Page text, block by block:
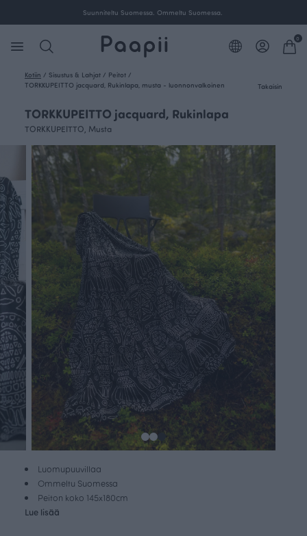
Ilmainen toimitus yli 100 € tilauksille Suomessa.
0
Kotiin / Sisustus & Lahjat / Peitot /
TORKKUPEITTO jacquard, Rukinlapa, musta - luonnonvalkoinen
Takaisin
TORKKUPEITTO jacquard, Rukinlapa
TORKKUPEITTO, Musta
Luomupuuvillaa
Ommeltu Suomessa
Peiton koko 145x180cm
Lue lisää